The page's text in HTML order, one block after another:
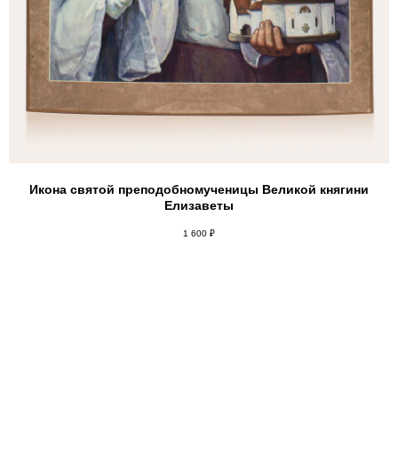
Икона святой преподобномученицы Великой княгини
Елизаветы
1 600 ₽